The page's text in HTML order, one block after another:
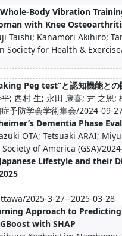
Body Vibration
with Knee
Taishi; Kanamori Akihiro;
Society for Health &
Peg test”と認知機能との
; 西村 生; 永田 康喜; 尹 之恩;
予防学会学術集会/2024-09-
Dementia Phase
OTA; Tetsuaki ARAI;
of America (GSA)/
Lifestyle and their
2025-3-27--2025-03-28
Approach to
with SHAP